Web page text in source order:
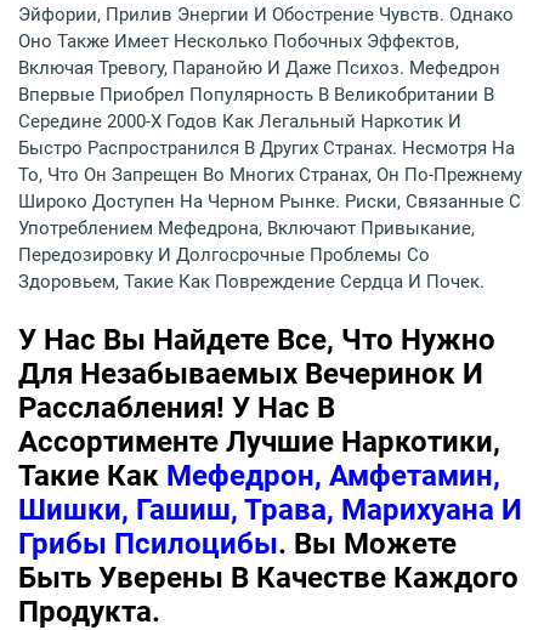
Эйфории, Прилив Энергии И Обострение Чувств. Однако
Оно Также Имеет Несколько Побочных Эффектов,
Включая Тревогу, Паранойю И Даже Психоз. Мефедрон
Впервые Приобрел Популярность В Великобритании В
Середине 2000-Х Годов Как Легальный Наркотик И
Быстро Распространился В Других Странах. Несмотря На
То, Что Он Запрещен Во Многих Странах, Он По-Прежнему
Широко Доступен На Черном Рынке. Риски, Связанные С
Употреблением Мефедрона, Включают Привыкание,
Передозировку И Долгосрочные Проблемы Со
Здоровьем, Такие Как Повреждение Сердца И Почек.
У Нас Вы Найдете Все, Что Нужно
Для Незабываемых Вечеринок И
Расслабления! У Нас В
Ассортименте Лучшие Наркотики,
Такие Как Мефедрон, Амфетамин,
Шишки, Гашиш, Трава, Марихуана И
Грибы Псилоцибы. Вы Можете
Быть Уверены В Качестве Каждого
Продукта.